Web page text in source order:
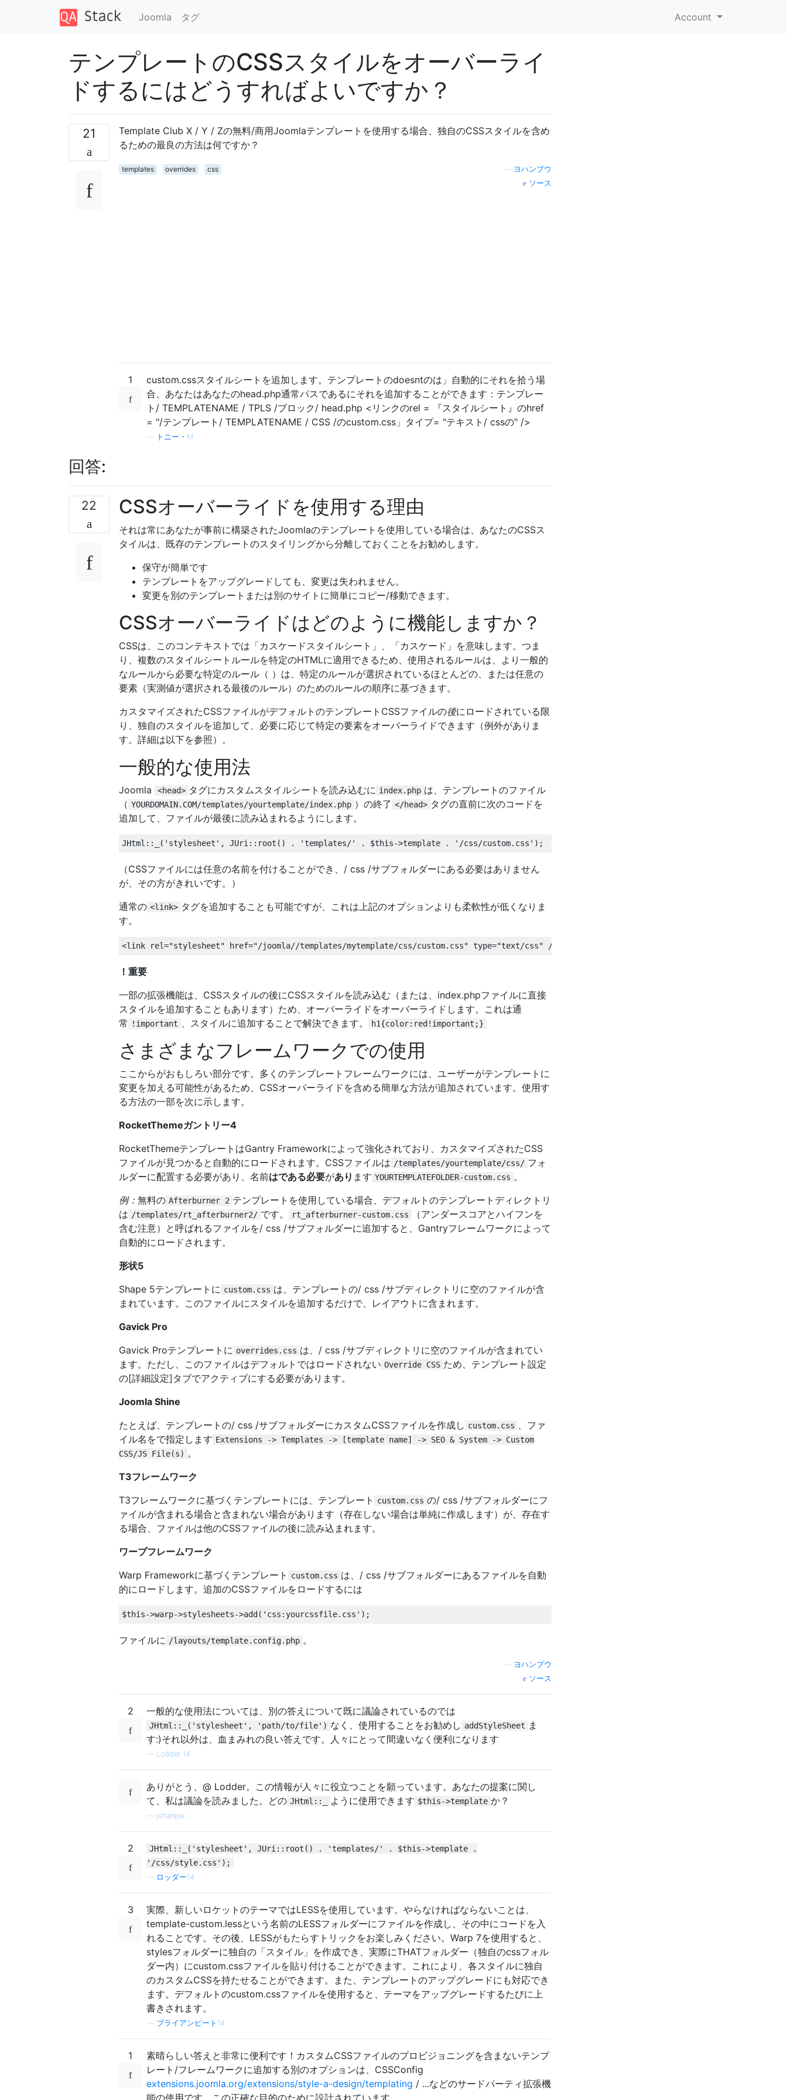
Joomla タグ Account
テンプレートのCSSスタイルをオーバーライ
ドするにはどうすればよいですか？
21
Template Club X / Y / Zの無料/商用Joomlaテンプレートを使用する場合、独自のCSSスタイルを含め
るための最良の方法は何ですか？
templates overrides css
ヨハンプウ
ソース
1
custom.cssスタイルシートを追加します。テンプレートのdoesntのは」自動的にそれを拾う場
合、あなたはあなたのhead.php通常パスであるにそれを追加することができます：テンプレー
ト/ TEMPLATENAME / TPLS /ブロック/ head.php <リンクのrel = 『スタイルシート』のhref
= "/テンプレート/ TEMPLATENAME / CSS /のcustom.css」タイプ= "テキスト/ cssの" />
トニー・M
回答:
22 CSSオーバーライドを使用する理由
それは常にあなたが事前に構築されたJoomlaのテンプレートを使用している場合は、あなたのCSSス
タイルは、既存のテンプレートのスタイリングから分離しておくことをお勧めします。
保守が簡単です
テンプレートをアップグレードしても、変更は失われません。
変更を別のテンプレートまたは別のサイトに簡単にコピー/移動できます。
CSSオーバーライドはどのように機能しますか？
CSSは、このコンテキストでは「カスケードスタイルシート」、「カスケード」を意味します。つま
り、複数のスタイルシートルールを特定のHTMLに適用できるため、使用されるルールは、より一般的
なルールから必要な特定のルール（ ）は、特定のルールが選択されているほとんどの、または任意の
要素（実測値が選択される最後のルール）のためのルールの順序に基づきます。
カスタマイズされたCSSファイルがデフォルトのテンプレートCSSファイルの後にロードされている限
り、独自のスタイルを追加して、必要に応じて特定の要素をオーバーライドできます（例外がありま
す。詳細は以下を参照）。
一般的な使用法
Joomla <head> タグにカスタムスタイルシートを読み込むに index.php は、テンプレートのファイル
（ YOURDOMAIN.COM/templates/yourtemplate/index.php ）の終了 </head> タグの直前に次のコードを
追加して、ファイルが最後に読み込まれるようにします。
（CSSファイルには任意の名前を付けることができ、/ css /サブフォルダーにある必要はありません
が、その方がきれいです。）
通常の <link> タグを追加することも可能ですが、これは上記のオプションよりも柔軟性が低くなりま
す。
！重要
一部の拡張機能は、CSSスタイルの後にCSSスタイルを読み込む（または、index.phpファイルに直接
スタイルを追加することもあります）ため、オーバーライドをオーバーライドします。これは通
常
!important 、スタイルに追加することで解決できます。 h1{color:red!important;}
さまざまなフレームワークでの使用
ここからがおもしろい部分です。多くのテンプレートフレームワークには、ユーザーがテンプレートに
変更を加える可能性があるため、CSSオーバーライドを含める簡単な方法が追加されています。使用す
る方法の一部を次に示します。
RocketThemeガントリー4
RocketThemeテンプレートはGantry Frameworkによって強化されており、カスタマイズされたCSS
ファイルが見つかると自動的にロードされます。CSSファイルは /templates/yourtemplate/css/ フォ
ルダーに配置する必要があり、名前はである必要があり ます YOURTEMPLATEFOLDER-custom.css 。
例： 無料の Afterburner 2 テンプレートを使用している場合、デフォルトのテンプレートディレクトリ
は /templates/rt_afterburner2/ です。 rt_afterburner-custom.css
（アンダースコアとハイフンを
含む注意）と呼ばれるファイルを/ css /サブフォルダーに追加すると、Gantryフレームワークによって
自動的にロードされます。
形状5
Shape 5テンプレートに custom.css は、テンプレートの/ css /サブディレクトリに空のファイルが含
まれています。このファイルにスタイルを追加するだけで、レイアウトに含まれます。
Gavick Pro
Gavick Proテンプレートに overrides.css は、/ css /サブディレクトリに空のファイルが含まれてい
ます。ただし、このファイルはデフォルトではロードされない Override CSS ため、テンプレート設定
の[詳細設定]タブでアクティブにする必要があります。
Joomla Shine
たとえば、テンプレートの/ css /サブフォルダーにカスタムCSSファイルを作成し custom.css
、ファ
イル名をで指定します Extensions -> Templates -> [template name] -> SEO & System -> Custom
CSS/JS File(s) 。
T3フレームワーク
T3フレームワークに基づくテンプレートには、テンプレート
custom.css の/ css /サブフォルダーにフ
ァイルが含まれる場合と含まれない場合があります（存在しない場合は単純に作成します）が、存在す
る場合、ファイルは他のCSSファイルの後に読み込まれます。
ワープフレームワーク
Warp Frameworkに基づくテンプレート
custom.css は、/ css /サブフォルダーにあるファイルを自動
的にロードします。追加のCSSファイルをロードするには
ファイルに /layouts/template.config.php 。
ヨハンプウ
ソース
2 一般的な使用法については、別の答えについて既に議論されているのでは
JHtml::_('stylesheet', 'path/to/file') なく、使用することをお勧めし addStyleSheet ま
す:)それ以外は、血まみれの良い答えです。人々にとって間違いなく便利になります
— Lodder 14
ありがとう、@ Lodder。この情報が人々に役立つことを願っています。あなたの提案に関し
て、私は議論を読みました。どの JHtml::_ ように使用できます $this->template か？
johanpw
2
JHtml::_('stylesheet', JUri::root() . 'templates/' . $this->template .
'/css/style.css');
ロッダー14
3
実際、新しいロケットのテーマではLESSを使用しています。やらなければならないことは、
template-custom.lessという名前のLESSフォルダーにファイルを作成し、その中にコードを入
れることです。その後、LESSがもたらすトリックをお楽しみください。Warp 7を使用すると、
stylesフォルダーに独自の「スタイル」を作成でき、実際にTHATフォルダー（独自のcssフォル
ダー内）にcustom.cssファイルを貼り付けることができます。これにより、各スタイルに独自
のカスタムCSSを持たせることができます。また、テンプレートのアップグレードにも対応でき
ます。デフォルトのcustom.cssファイルを使用すると、テーマをアップグレードするたびに上
書きされます。
ブライアンピート14
1
素晴らしい答えと非常に便利です！カスタムCSSファイルのプロビジョニングを含まないテンプ
レート/フレームワークに追加する別のオプションは、CSSConfig
extensions.joomla.org/extensions/style-a-design/templating / ...などのサードパーティ拡張機
能の使用です。この正確な目的のために設計されています。